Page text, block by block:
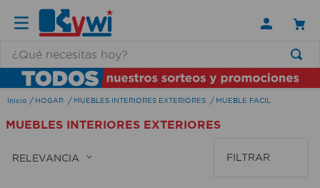
HOGAR MUEBLES INTERIORES EXTERIORES MUEBLE FACIL
MUEBLES INTERIORES EXTERIORES
RELEVANCIA FILTRAR
TÉRMINOS MÁS BUSCADOS
1.
lamparas
2.
ducha
3.
silla